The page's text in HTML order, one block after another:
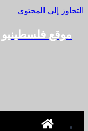
التجاوز إلى المحتوى
موقع